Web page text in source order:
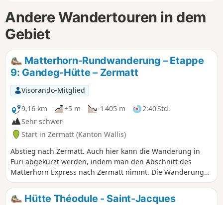
Andere Wandertouren in dem
Gebiet
Matterhorn-Rundwanderung – Etappe
9: Gandeg-Hütte – Zermatt
Visorando-Mitglied
9,16 km
+5 m -1 405 m
2:40 Std.
Sehr schwer
Start in Zermatt (Kanton Wallis)
Abstieg nach Zermatt. Auch hier kann die Wanderung in
Furi abgekürzt werden, indem man den Abschnitt des
Matterhorn Express nach Zermatt nimmt. Die Wanderung
befindet sich weiterhin im Skigebiet von Zermatt.
Hütte Théodule - Saint-Jacques